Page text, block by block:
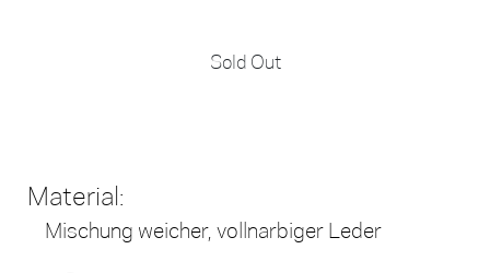
Sold Out
Material:
Mischung weicher, vollnarbiger Leder